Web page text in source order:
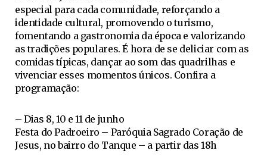
especial para cada comunidade, reforçando a
identidade cultural, promovendo o turismo,
fomentando a gastronomia da época e valorizando
as tradições populares. É hora de se deliciar com as
comidas típicas, dançar ao som das quadrilhas e
vivenciar esses momentos únicos. Confira a
programação:
– Dias 8, 10 e 11 de junho
Festa do Padroeiro – Paróquia Sagrado Coração de
Jesus, no bairro do Tanque – a partir das 18h